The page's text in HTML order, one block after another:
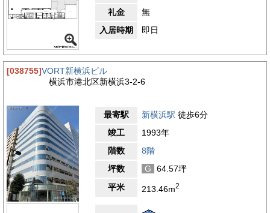
礼金
無
入居時期
即日
[038755]VORT新横浜ビル
横浜市港北区新横浜3-2-6
最寄駅 新横浜駅 徒歩6分
竣工
1993年
階数
8階
坪数
G
64.57坪
平米
213.46m2